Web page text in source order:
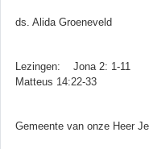
ds. Alida Groeneveld
Lezingen: Jona 2: 1-11
Matteus 14:22-33
Gemeente van onze Heer